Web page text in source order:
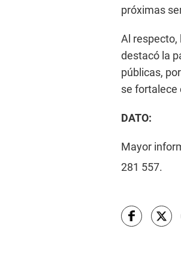
próximas
Al respecto,
destacó la
públicas,
se fortalece
DATO:
Mayor
281 557.